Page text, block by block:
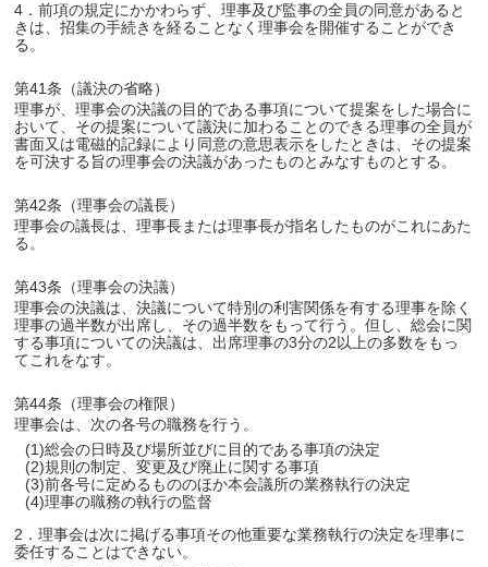
4．前項の規定にかかわらず、理事及び監事の全員の同意があると
きは、招集の手続きを経ることなく理事会を開催することができ
る。
第41条（議決の省略）
理事が、理事会の決議の目的である事項について提案をした場合に
おいて、その提案について議決に加わることのできる理事の全員が
書面又は電磁的記録により同意の意思表示をしたときは、その提案
を可決する旨の理事会の決議があったものとみなすものとする。
第42条（理事会の議長）
理事会の議長は、理事長または理事長が指名したものがこれにあた
る。
第43条（理事会の決議）
理事会の決議は、決議について特別の利害関係を有する理事を除く
理事の過半数が出席し、その過半数をもって行う。但し、総会に関
する事項についての決議は、出席理事の3分の2以上の多数をもっ
てこれをなす。
第44条（理事会の権限）
理事会は、次の各号の職務を行う。
(1)総会の日時及び場所並びに目的である事項の決定
(2)規則の制定、変更及び廃止に関する事項
(3)前各号に定めるもののほか本会議所の業務執行の決定
(4)理事の職務の執行の監督
2．理事会は次に掲げる事項その他重要な業務執行の決定を理事に
委任することはできない。